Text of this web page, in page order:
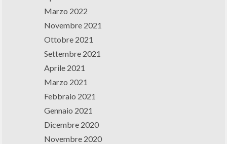
Marzo 2022
Novembre 2021
Ottobre 2021
Settembre 2021
Aprile 2021
Marzo 2021
Febbraio 2021
Gennaio 2021
Dicembre 2020
Novembre 2020